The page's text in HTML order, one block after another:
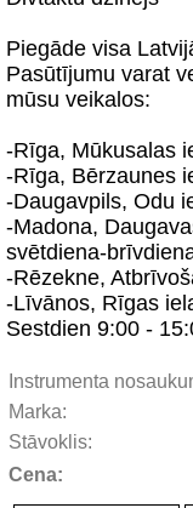
Piegāde visa
Pasūtījumu varat
mūsu veikalos:
-Rīga, Mūkusalas
-Rīga, Bērzaunes
-Daugavpils, Odu
-Madona,
svētdiena-
-Rēzekne,
-Līvānos, Rīgas
Sestdien 9:00 -
Instrumenta
Marka:
Stāvoklis:
Cena: